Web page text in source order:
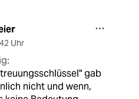
Uhr
gab
nicht und wenn,